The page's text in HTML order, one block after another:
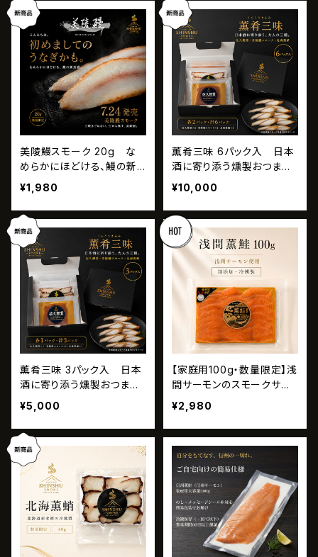
美陵鰻スモーク 20g な
めらかにほどける、鰻の新
食感
¥1,980
薫肴三味 6パック入 日本
酒に寄り添う燻製おつまみ
ギフト
¥10,000
薫肴三味 3パック入 日本
酒に寄り添う燻製おつまみ
ギフト
¥5,000
【家庭用100g・数量限定】浅
間サーモンのスモークサー
モン｜浅間薫鮭
¥2,980